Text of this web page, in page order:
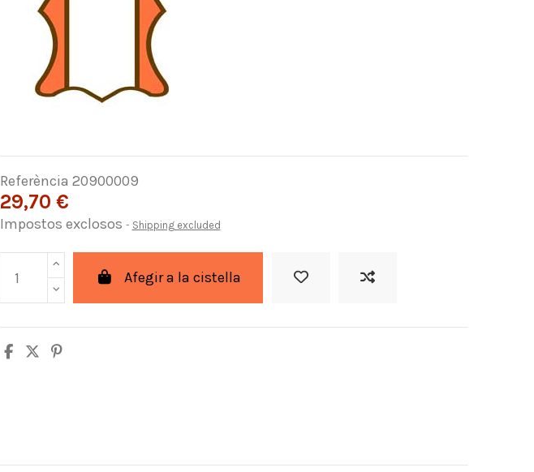
Referència 20900009
29,70 €
Impostos exclosos Shipping excluded
Afegir a la cistella